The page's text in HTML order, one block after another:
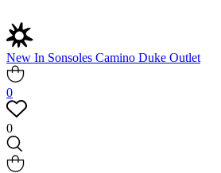
New In Sonsoles Camino Duke Outlet
0
0